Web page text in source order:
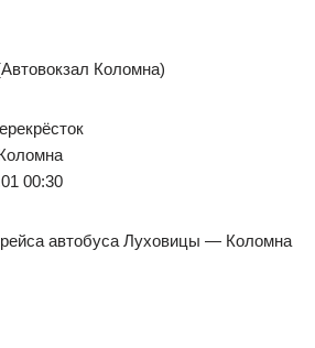
Коломна)
00:30
автобуса Луховицы — Коломна